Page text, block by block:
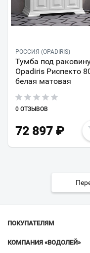
РОССИЯ (OPADIRIS)
Тумба под
Opadiris Риспекто
белая матовая
0 ОТЗЫВОВ
72 897 ₽
ПОКУПАТЕЛЯМ
КОМПАНИЯ «ВОДОЛЕЙ»